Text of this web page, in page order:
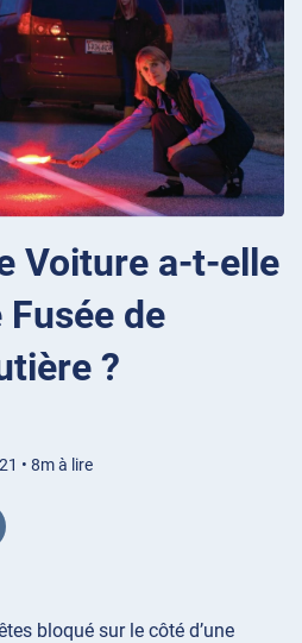
Voiture a-t-elle
de
?
• 8m à lire
bloqué sur le côté d’une